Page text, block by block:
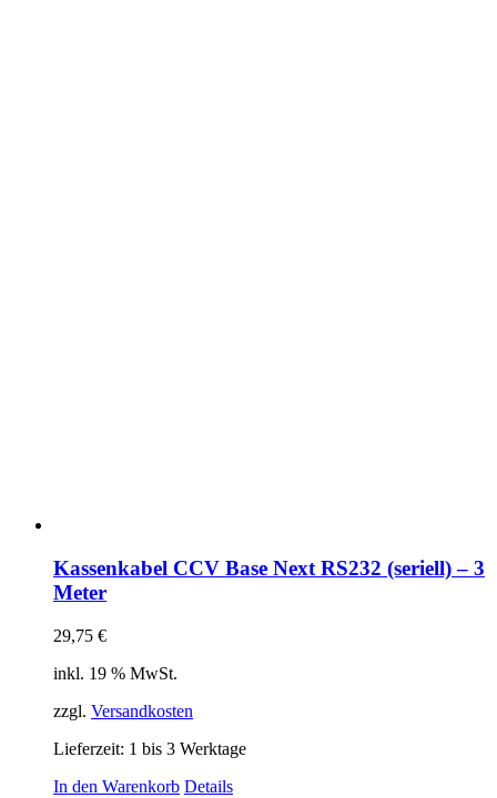
Kassenkabel CCV Base Next RS232 (seriell) – 3
Meter
29,75 €
inkl. 19 % MwSt.
zzgl. Versandkosten
Lieferzeit: 1 bis 3 Werktage
In den Warenkorb Details